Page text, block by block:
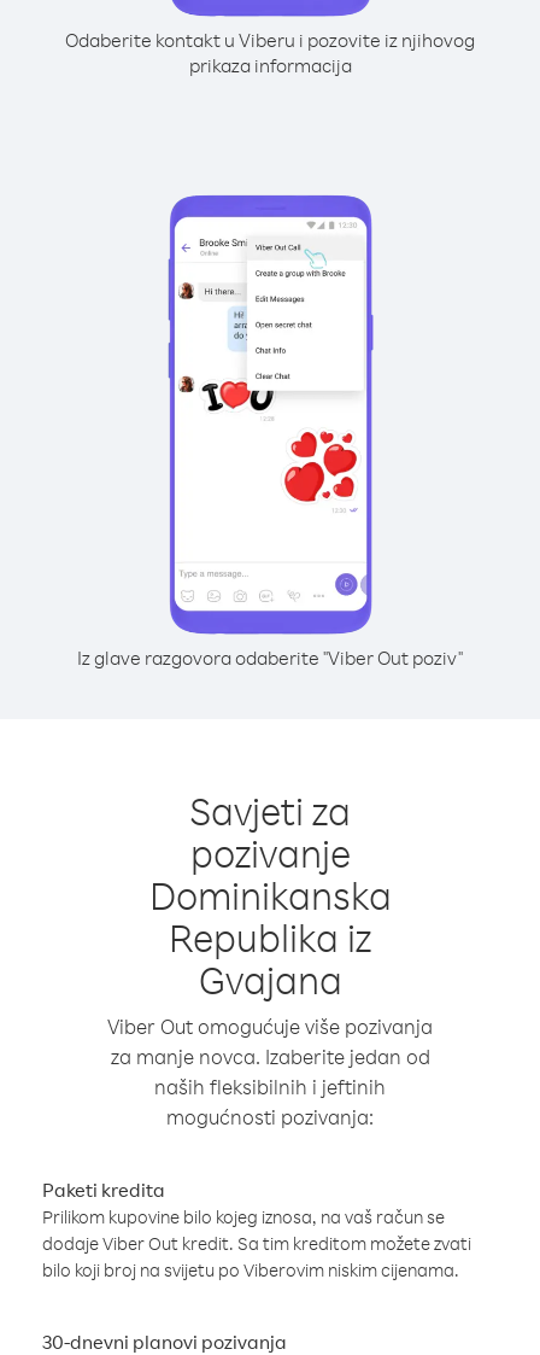
Odaberite kontakt u Viberu i pozovite iz njihovog
prikaza informacija
Iz glave razgovora odaberite "Viber Out poziv"
Savjeti za
pozivanje
Dominikanska
Republika iz
Gvajana
Viber Out omogućuje više pozivanja
za manje novca. Izaberite jedan od
naših fleksibilnih i jeftinih
mogućnosti pozivanja:
Paketi kredita
Prilikom kupovine bilo kojeg iznosa, na vaš račun se
dodaje Viber Out kredit. Sa tim kreditom možete zvati
bilo koji broj na svijetu po Viberovim niskim cijenama.
30-dnevni planovi pozivanja